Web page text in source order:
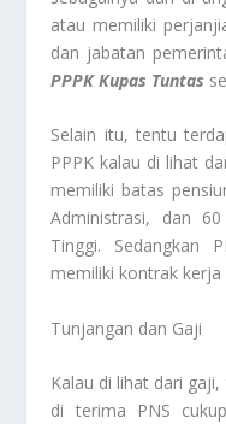
atau memiliki
dan jabatan
PPPK Kupas Tuntas
Selain itu, tentu
PPPK kalau di lihat
memiliki batas
Administrasi, dan
Tinggi. Sedangkan
memiliki kontrak
Tunjangan dan Gaji
Kalau di lihat dari
di terima PNS